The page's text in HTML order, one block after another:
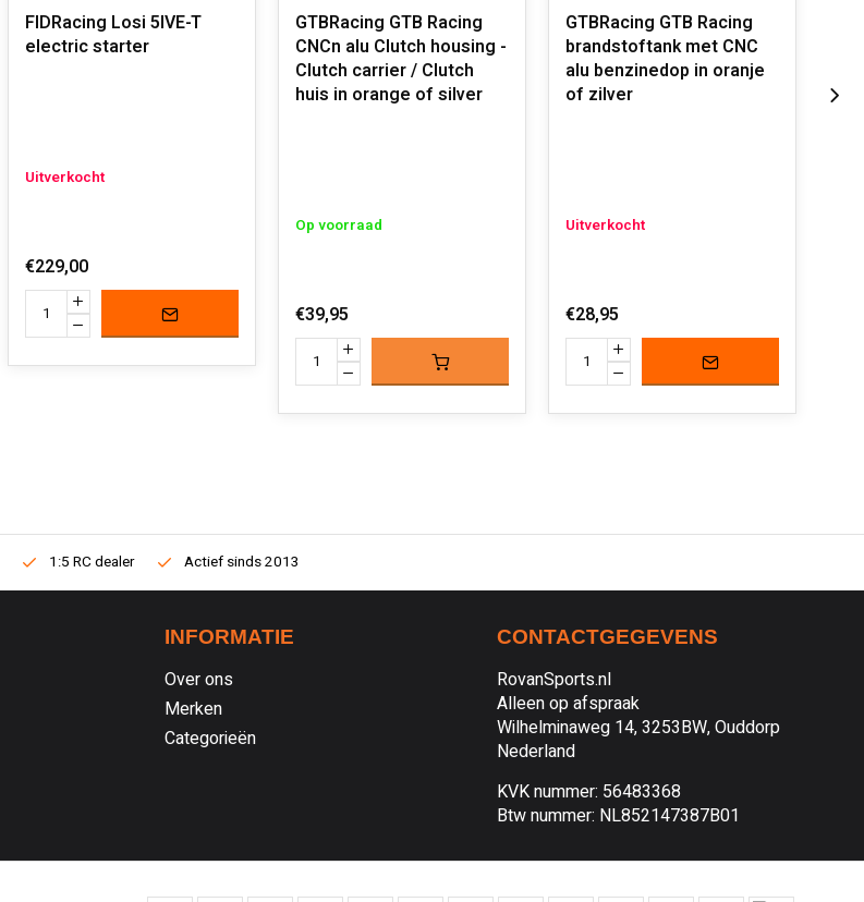
FIDRacing Losi 5IVE-T
electric starter
Uitverkocht
€229,00
GTBRacing GTB Racing
CNCn alu Clutch housing -
Clutch carrier / Clutch
huis in orange of silver
Op voorraad
€39,95
GTBRacing GTB Racing
brandstoftank met CNC
alu benzinedop in oranje
of zilver
Uitverkocht
€28,95
1:5 RC dealer Actief sinds 2013
INFORMATIE
Over ons
Merken
Categorieën
CONTACTGEGEVENS
RovanSports.nl
Alleen op afspraak
Wilhelminaweg 14, 3253BW, Ouddorp
Nederland
KVK nummer: 56483368
Btw nummer: NL852147387B01